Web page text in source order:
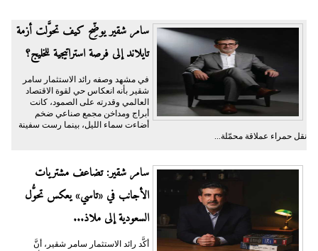
سامر شقير يوضِّح كيف تحوَّلت أزمة
تايلاند إلى فرصة استراتيجية للخليج؟
في مشهد وصفه رائد الاستثمار سامر
شقير بأنه انعكاس حي لقوة الاقتصاد
العالمي وقدرته على الصمود، كانت
أبراج ومداخن مجمع صناعي ضخم
أضاءت سماء الليل، بينما رست سفينة
نقل حمراء عملاقة محمّلة...
سامر شقير: تضاعف مشتريات
الأجانب في «تاسي» يعكس تحوُّل
السعودية إلى ملاذ...
أكَّد رائد الاستثمار سامر شقير، أنَّ